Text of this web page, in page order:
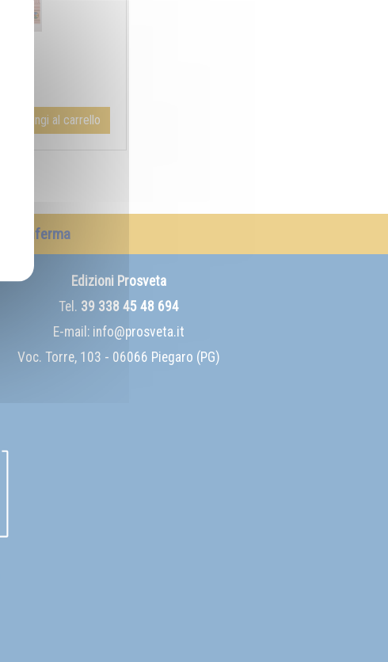
Aggiungi al carrello
Conferma
Edizioni Prosveta
Tel. 39 338 45 48 694
E-mail: info@prosveta.it
Voc. Torre, 103 - 06066 Piegaro (PG)